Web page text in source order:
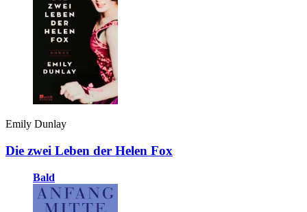
Emily Dunlay
Die zwei Leben der Helen Fox
Bald